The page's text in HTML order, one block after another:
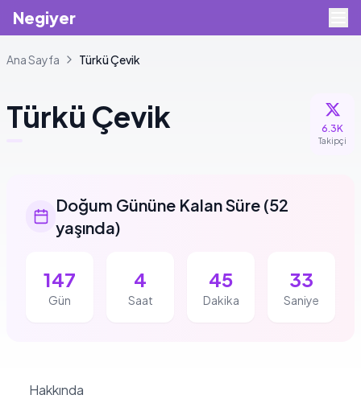
Negiyer
Ana Sayfa TürküÇevik
Türkü Çevik 6.3K
Takipçi
Doğum Gününe Kalan Süre (52
yaşında)
147
Gün
4
Saat
45
Dakika
32
Saniye
Hakkında